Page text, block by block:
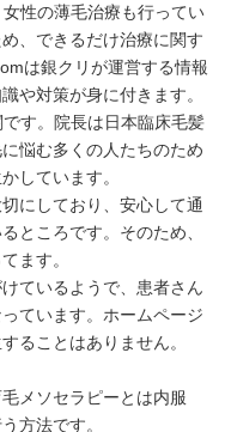
性の薄毛治療も行ってい
、できるだけ治療に関す
は銀クリが運営する情報
や対策が身に付きます。
す。院長は日本臨床毛髪
悩む多くの人たちのため
しています。
にしており、安心して通
ところです。そのため、
ます。
ているようで、患者さん
ています。ホームページ
ることはありません。
メソセラピーとは内服
方法です。